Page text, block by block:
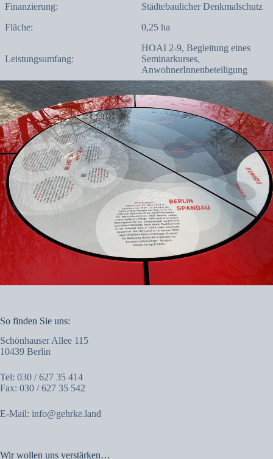
Finanzierung:
Städtebaulicher Denkmalschutz
Fläche:
0,25 ha
Leistungsumfang:
HOAI 2-9, Begleitung eines
Seminarkurses,
AnwohnerInnenbeteiligung
So finden Sie uns:
Schönhauser Allee 115
10439 Berlin
Tel: 030 / 627 35 414
Fax: 030 / 627 35 542
E-Mail: info@gehrke.land
Wir wollen uns verstärken…